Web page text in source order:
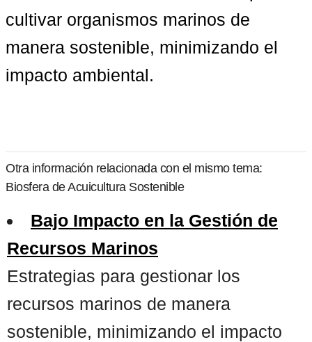
cultivar organismos marinos de
manera sostenible, minimizando el
impacto ambiental.
Otra información relacionada con el mismo tema:
Biosfera de Acuicultura Sostenible
Bajo Impacto en la Gestión de
Recursos Marinos
Estrategias para gestionar los
recursos marinos de manera
sostenible, minimizando el impacto